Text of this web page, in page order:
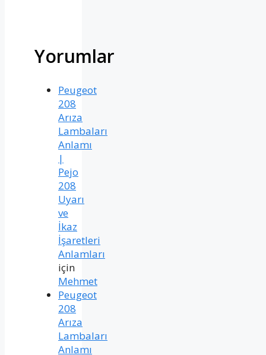
Yorumlar
Peugeot
208
Arıza
Lambaları
Anlamı
|
Pejo
208
Uyarı
ve
İkaz
İşaretleri
Anlamları
için
Mehmet
Peugeot
208
Arıza
Lambaları
Anlamı